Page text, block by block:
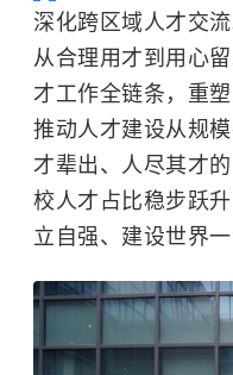
深化跨区域人才交
从合理用才到用心
才工作全链条，重
推动人才建设从规
才辈出、人尽其才
校人才占比稳步跃
立自强、建设世界